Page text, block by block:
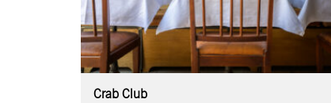
Comptoir Chouchou
Crab Club
OM Restaurant
Table & Comptoir
Le Relais d’Orti
Studio 97
Löctave Restaurant
F-eat Restaurant
L’Art des Mets
Restaurant Harmonie
La Table de Jean